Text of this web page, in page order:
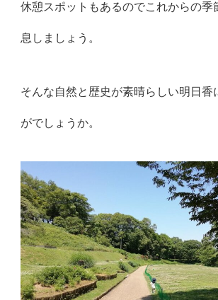
休憩スポットもあるのでこれからの季
息しましょう。
そんな自然と歴史が素晴らしい明日香
がでしょうか。